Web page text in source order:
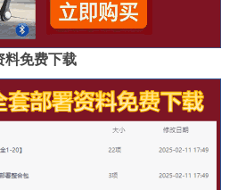
免费下载